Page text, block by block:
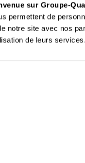
sur Groupe-
permettent de
notre site avec nos
de leurs services.